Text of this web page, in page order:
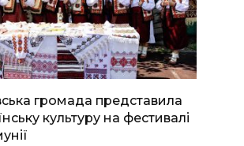
громада представила
культуру на фестивалі